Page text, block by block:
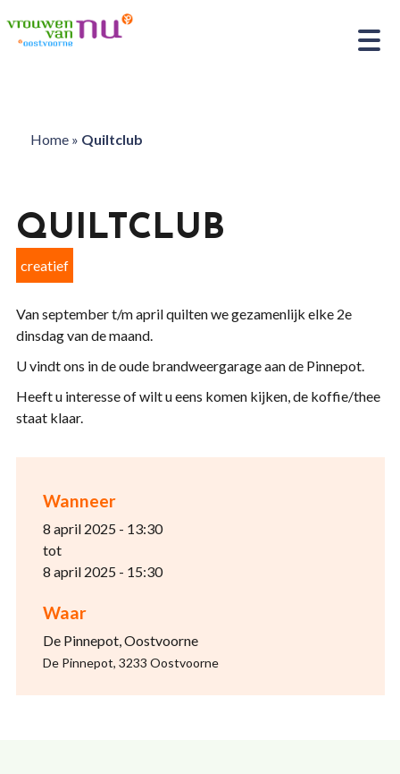
Home» Quiltclub
Wanneer
8 april 2025 - 13:30
tot
8 april 2025 - 15:30
Waar
De Pinnepot, Oostvoorne
De Pinnepot, 3233 Oostvoorne
QUILTCLUB
creatief
Van september t/m april quilten we gezamenlijk elke 2e
dinsdag van de maand.
U vindt ons in de oude brandweergarage aan de Pinnepot.
Heeft u interesse of wilt u eens komen kijken, de koffie/thee
staat klaar.